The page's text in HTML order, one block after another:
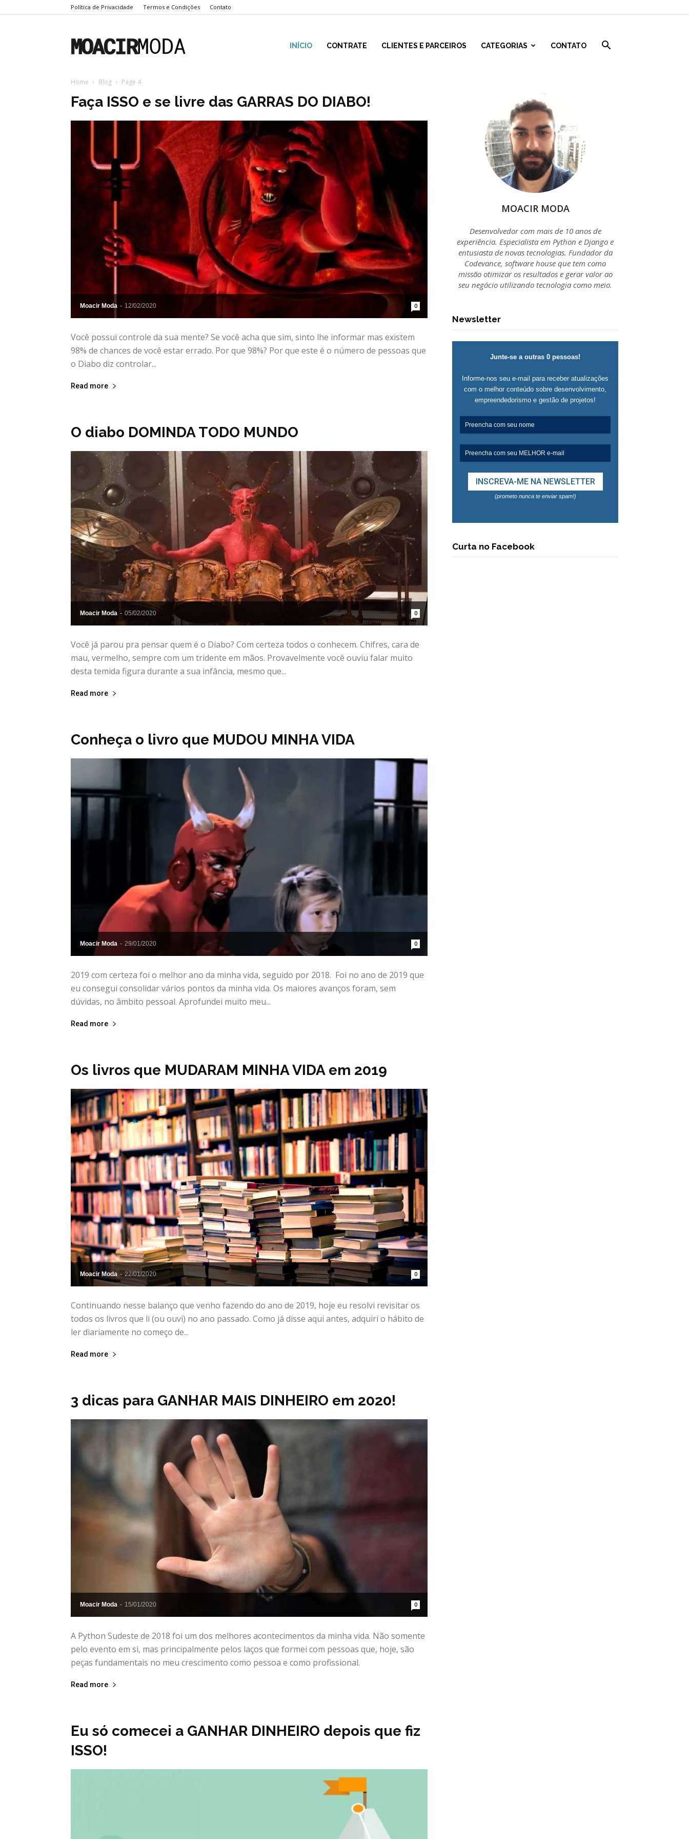
Política de Privacidade Termos e Condições Contato
INÍCIO CONTRATE CLIENTES E PARCEIROS CATEGORIAS CONTATO
Home Blog Page 4
Faça ISSO e se livre das GARRAS DO DIABO!
Moacir Moda - 12/02/2020 0
Você possui controle da sua mente? Se você acha que sim, sinto lhe informar mas existem
98% de chances de você estar errado. Por que 98%? Por que este é o número de pessoas que
o Diabo diz controlar...
Read more
O diabo DOMINDA TODO MUNDO
Moacir Moda - 05/02/2020 0
Você já parou pra pensar quem é o Diabo? Com certeza todos o conhecem. Chifres, cara de
mau, vermelho, sempre com um tridente em mãos. Provavelmente você ouviu falar muito
desta temida figura durante a sua infância, mesmo que...
Read more
Conheça o livro que MUDOU MINHA VIDA
Moacir Moda - 29/01/2020 0
2019 com certeza foi o melhor ano da minha vida, seguido por 2018. Foi no ano de 2019 que
eu consegui consolidar vários pontos da minha vida. Os maiores avanços foram, sem
dúvidas, no âmbito pessoal. Aprofundei muito meu...
Read more
Os livros que MUDARAM MINHA VIDA em 2019
Moacir Moda - 22/01/2020 0
Continuando nesse balanço que venho fazendo do ano de 2019, hoje eu resolvi revisitar os
todos os livros que li (ou ouvi) no ano passado. Como já disse aqui antes, adquiri o hábito de
ler diariamente no começo de...
Read more
3 dicas para GANHAR MAIS DINHEIRO em 2020!
Moacir Moda - 15/01/2020 0
A Python Sudeste de 2018 foi um dos melhores acontecimentos da minha vida. Não somente
pelo evento em si, mas principalmente pelos laços que formei com pessoas que, hoje, são
peças fundamentais no meu crescimento como pessoa e como profissional.
Read more
Eu só comecei a GANHAR DINHEIRO depois que fiz
ISSO!
MOACIR MODA
Desenvolvedor com mais de 10 anos de
experiência. Especialista em Python e Django e
entusiasta de novas tecnologias. Fundador da
Codevance, software house que tem como
missão otimizar os resultados e gerar valor ao
seu negócio utilizando tecnologia como meio.
Newsletter
Junte-se a outras 0 pessoas!
Informe-nos seu e-mail para receber atualizações
com o melhor conteúdo sobre desenvolvimento,
empreendedorismo e gestão de projetos!
(prometo nunca te enviar spam!)
Curta no Facebook